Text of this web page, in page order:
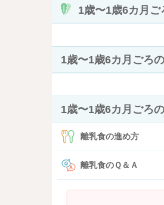
1歳〜1歳6カ月ご
1歳〜1歳6カ月ごろ
1歳〜1歳6カ月ごろ
離乳食の進め方
離乳食のＱ＆Ａ